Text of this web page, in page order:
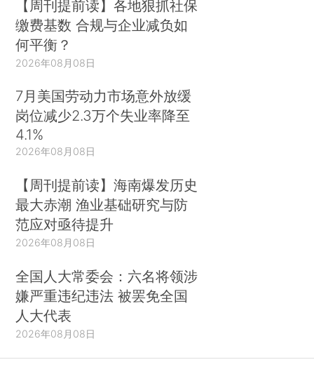
【周刊提前读】各地狠抓社保
缴费基数 合规与企业减负如
何平衡？
2026年08月08日
7月美国劳动力市场意外放缓
岗位减少2.3万个失业率降至
4.1%
2026年08月08日
【周刊提前读】海南爆发历史
最大赤潮 渔业基础研究与防
范应对亟待提升
2026年08月08日
全国人大常委会：六名将领涉
嫌严重违纪违法 被罢免全国
人大代表
2026年08月08日